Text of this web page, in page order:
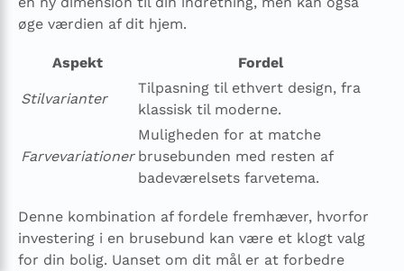
øge værdien af dit hjem.
Aspekt Fordel
Stilvarianter
Tilpasning til ethvert design, fra
klassisk til moderne.
Farvevariationer
Muligheden for at matche
brusebunden med resten af
badeværelsets farvetema.
Denne kombination af fordele fremhæver, hvorfor
investering i en brusebund kan være et klogt valg
for din bolig. Uanset om dit mål er at forbedre